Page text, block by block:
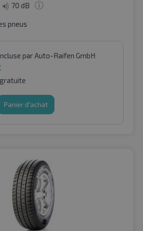
70 dB
pneus
par Auto-Raifen GmbH
Panier d'achat